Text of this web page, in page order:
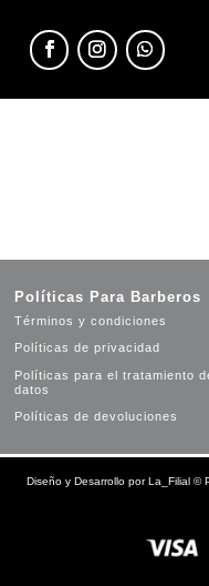
Políticas Para Barberos
Términos y condiciones
Políticas de privacidad
Políticas para el tratamiento
datos
Políticas de devoluciones
Diseño y Desarrollo porLa_Filial ©